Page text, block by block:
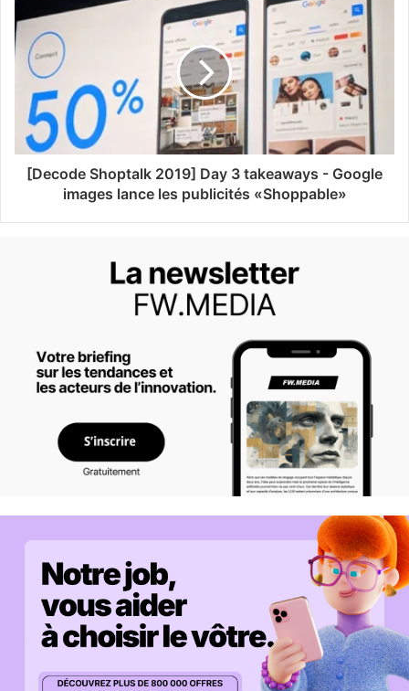
[Decode Shoptalk 2019] Day 3 takeaways - Google
images lance les publicités «Shoppable»